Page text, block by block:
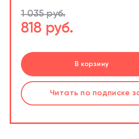
1 035 руб.
818 руб.
В корзину
В корзине
Читать по подписке
Перейти
Читать по подписке
Перейти
Слушатьпо подписке